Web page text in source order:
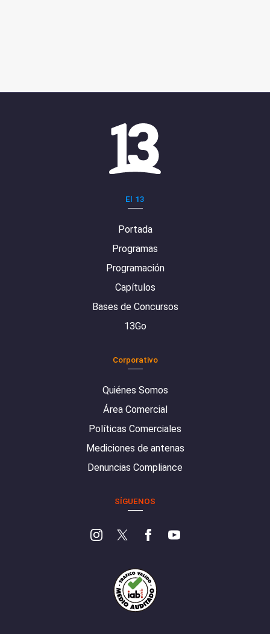
El 13
Portada
Programas
Programación
Capítulos
Bases de Concursos
13Go
Corporativo
Quiénes Somos
Área Comercial
Políticas Comerciales
Mediciones de antenas
Denuncias Compliance
SÍGUENOS